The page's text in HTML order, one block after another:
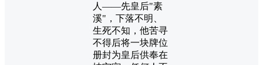
人——先皇后"素
溪"，下落不明、
生死不知，他苦寻
不得后将一块牌位
册封为皇后供奉在